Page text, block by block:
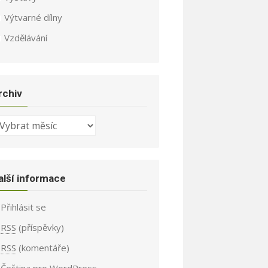
Výtvarné dílny
Vzdělávání
informace
Přihlásit se
RSS (příspěvky)
RSS (komentáře)